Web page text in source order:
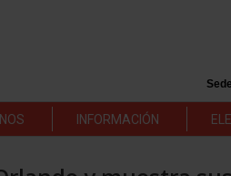
INFORMACIÓN